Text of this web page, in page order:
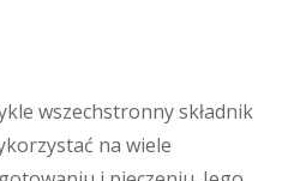
wszechstronny składnik
na wiele